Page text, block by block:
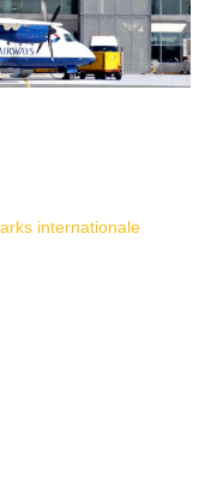
internationale